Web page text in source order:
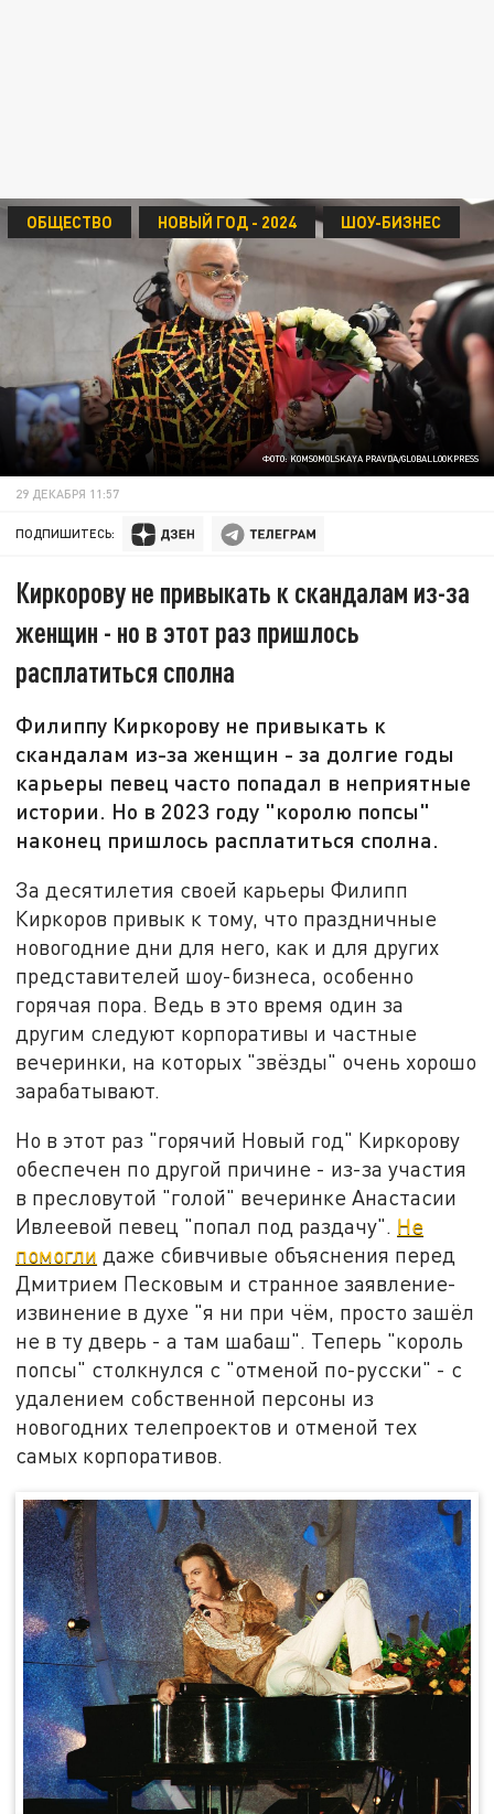
ФОТО: KOMSOMOLSKAYA PRAVDA/GLOBALLOOKPRESS
ОБЩЕСТВО НОВЫЙ ГОД - 2024 ШОУ-БИЗНЕС
29 ДЕКАБРЯ 11:57
ПОДПИШИТЕСЬ:
Киркорову не привыкать к скандалам из-за
женщин - но в этот раз пришлось
расплатиться сполна
Филиппу Киркорову не привыкать к
скандалам из-за женщин - за долгие годы
карьеры певец часто попадал в неприятные
истории. Но в 2023 году "королю попсы"
наконец пришлось расплатиться сполна.
За десятилетия своей карьеры Филипп
Киркоров привык к тому, что праздничные
новогодние дни для него, как и для других
представителей шоу-бизнеса, особенно
горячая пора. Ведь в это время один за
другим следуют корпоративы и частные
вечеринки, на которых "звёзды" очень хорошо
зарабатывают.
Но в этот раз "горячий Новый год" Киркорову
обеспечен по другой причине - из-за участия
в пресловутой "голой" вечеринке Анастасии
Ивлеевой певец "попал под раздачу". Не
помогли даже сбивчивые объяснения перед
Дмитрием Песковым и странное заявление-
извинение в духе "я ни при чём, просто зашёл
не в ту дверь - а там шабаш". Теперь "король
попсы" столкнулся с "отменой по-русски" - с
удалением собственной персоны из
новогодних телепроектов и отменой тех
самых корпоративов.